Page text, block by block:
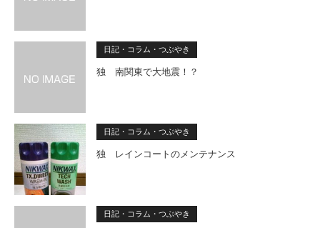
日記・コラム・つぶやき
独 南関東で大地震！？
日記・コラム・つぶやき
独 レインコートのメンテナンス
日記・コラム・つぶやき